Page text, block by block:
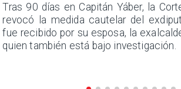
Tras 90 días en Capitán Yáber, la
revocó la medida cautelar del
fue recibido por su esposa, la
quien también está bajo investigación.